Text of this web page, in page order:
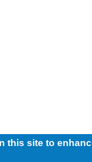
this site to